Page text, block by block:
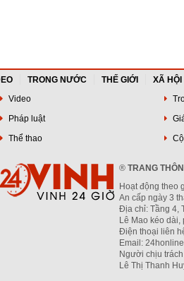
TRONG NƯỚC THẾ GIỚI XÃ HỘI
Video
Pháp luật
Thể thao
® TRANG
Hoạt động theo
An cấp ngày 3
Địa chỉ: Tầng 4,
Lê Mao kéo
Điện thoại liên
Email:
Người chịu
Lê Thị Thanh